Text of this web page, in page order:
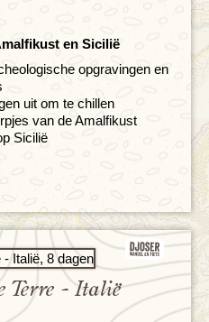
en Sicilië
opgravingen en
uit om te chillen
van de Amalfikust
Sicilië
Terre - Italië